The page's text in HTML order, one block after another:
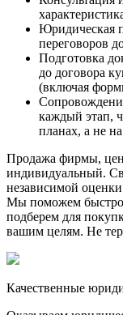
Юридическая
переговоров
Подготовка
до договора
(включая
каждый этап,
планах, а не
Продажа фирмы,
индивидуальный.
независимой
Мы поможем быстро
подберем для
вашим целям. Не
Качественные